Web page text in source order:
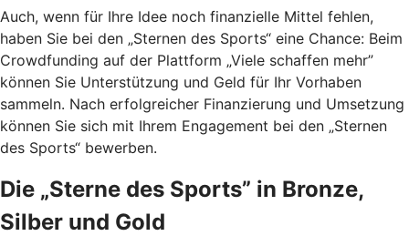
Auch, wenn für Ihre Idee noch finanzielle Mittel fehlen,
haben Sie bei den „Sternen des Sports“ eine Chance: Beim
Crowdfunding auf der Plattform „Viele schaffen mehr”
können Sie Unterstützung und Geld für Ihr Vorhaben
sammeln. Nach erfolgreicher Finanzierung und Umsetzung
können Sie sich mit Ihrem Engagement bei den „Sternen
des Sports“ bewerben.
Die „Sterne des Sports” in Bronze,
Silber und Gold